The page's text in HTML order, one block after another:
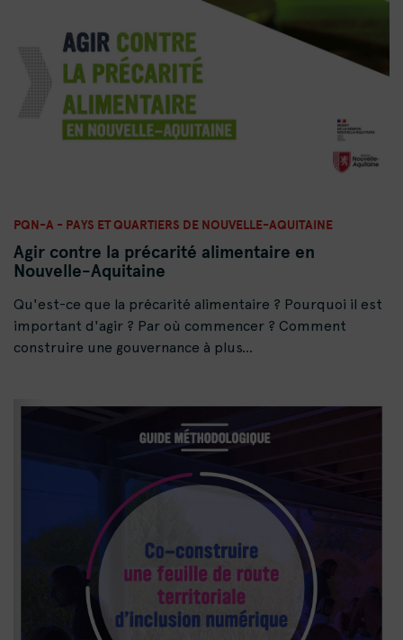
PQN-A - PAYS ET QUARTIERS DE NOUVELLE-AQUITAINE
Agir contre la précarité alimentaire en
Nouvelle-Aquitaine
Qu'est-ce que la précarité alimentaire ? Pourquoi il est
important d'agir ? Par où commencer ? Comment
construire une gouvernance à plus...